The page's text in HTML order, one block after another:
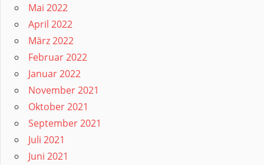
Mai 2022
April 2022
März 2022
Februar 2022
Januar 2022
November 2021
Oktober 2021
September 2021
Juli 2021
Juni 2021